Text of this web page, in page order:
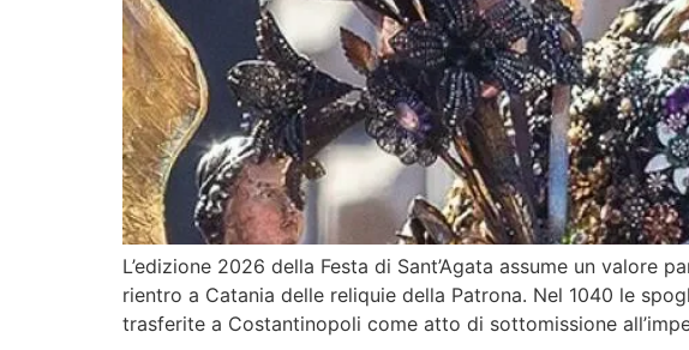
L’edizione 2026 della Festa di Sant’Agata assume un
rientro a Catania delle reliquie della Patrona. Nel 1040 le
trasferite a Costantinopoli come atto di sottomissione